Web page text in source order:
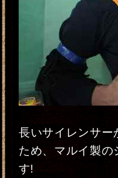
長いサイレンサー
ため、マルイ製の
す!